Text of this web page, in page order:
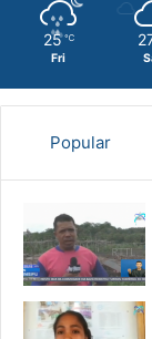
25 ℃
Fri
Popular